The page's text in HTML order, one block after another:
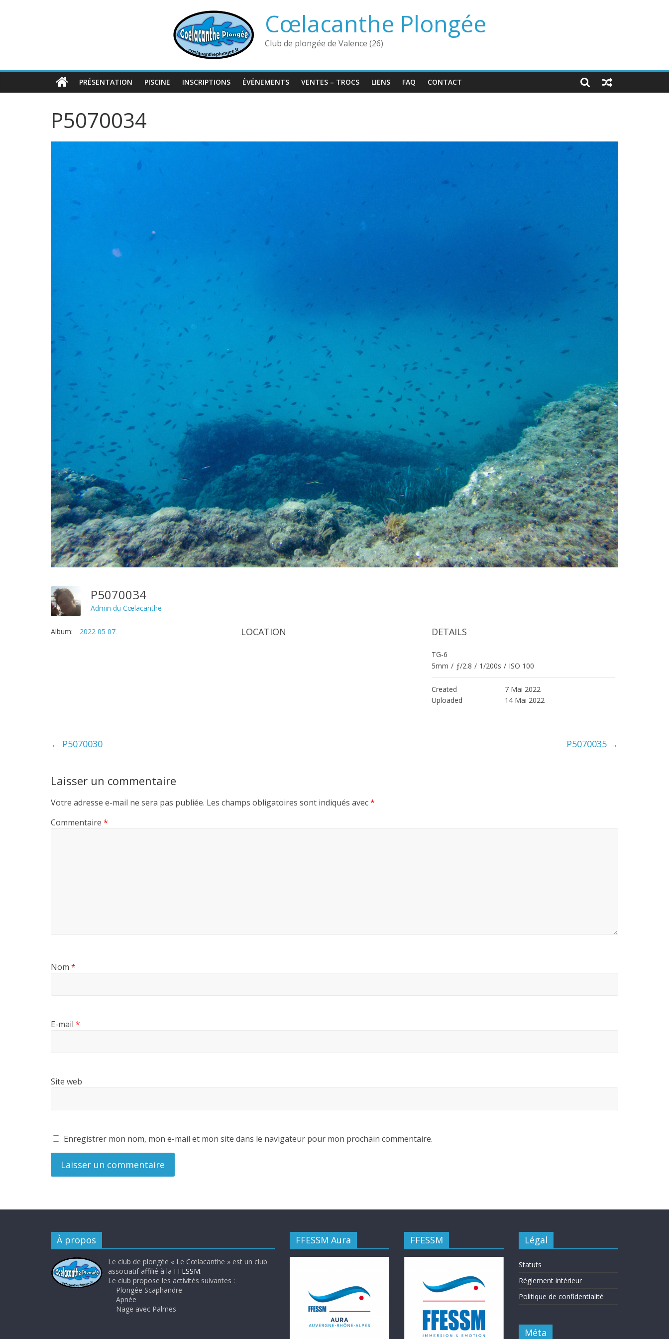
Cœlacanthe Plongée
Club de plongée de Valence (26)
PRÉSENTATION PISCINE INSCRIPTIONS ÉVÉNEMENTS VENTES – TROCS LIENS FAQ CONTACT
P5070034
P5070034
Admin du Cœlacanthe
Album: 2022 05 07 LOCATION DETAILS
TG-6
5mm / ƒ/2.8 / 1/200s / ISO 100
Created
7 Mai 2022
Uploaded
14 Mai 2022
← P5070030 P5070035 →
Laisser un commentaire
Votre adresse e-mail ne sera pas publiée. Les champs obligatoires sont indiqués avec*
Commentaire *
Nom *
E-mail *
Site web
Enregistrer mon nom, mon e-mail et mon site dans le navigateur pour mon prochain commentaire.
À propos
Le club de plongée « Le Cœlacanthe » est un club
associatif affilié à la FFESSM.
Le club propose les activités suivantes :
Plongée Scaphandre
Apnée
Nage avec Palmes
FFESSM Aura FFESSM Légal
Statuts
Réglement intérieur
Politique de confidentialité
Méta